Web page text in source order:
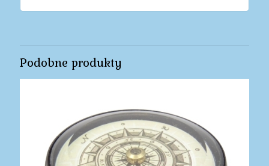
Podobne produkty